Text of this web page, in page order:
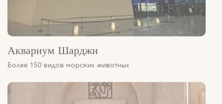
Аквариум Шарджи
Более 150 видов морских животных